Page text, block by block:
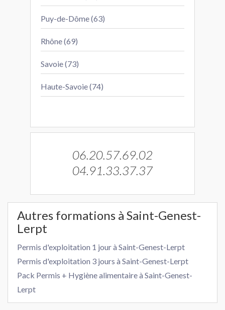
Puy-de-Dôme (63)
Rhône (69)
Savoie (73)
Haute-Savoie (74)
06.20.57.69.02
04.91.33.37.37
Autres formations à Saint-Genest-
Lerpt
Permis d'exploitation 1 jour à Saint-Genest-Lerpt
Permis d'exploitation 3 jours à Saint-Genest-Lerpt
Pack Permis + Hygiène alimentaire à Saint-Genest-
Lerpt